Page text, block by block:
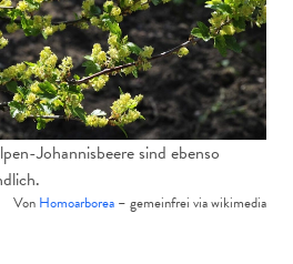
Johannisbeere sind ebenso
Von Homoarborea – gemeinfrei via wikimedia